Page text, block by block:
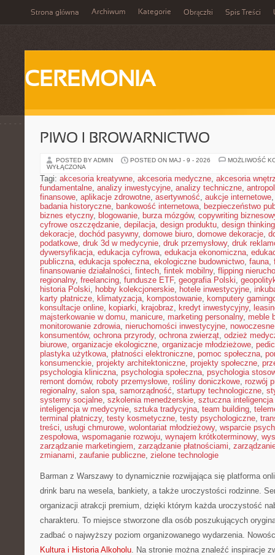
Strona główna Archiwum Kategorie Obrączki Spis Treści
CEREMONIA
PIWO I BROWARNICTWO
POSTED BY ADMIN POSTED ON MAJ - 9 - 2026
MOŻLIWOŚĆ
WYŁĄCZONA
Tagi: akcesoria kreatywne, akcesoria medyczne, akcesoria
fundamentalne, analizy inwestycyjne, analizy techniczne,
finansowe, aplikacje zdrowotne, asertywność, aukcje internetowe
badania historyczne, bankowość internetowa, bezpieczeństwo
biznes etyczny, blogowanie, burza mózgów, copywriting
cyfrowe oszczędzanie, depilacja, design produktu, design thinking
dekoracje, dochód pasywny, domowe biuro, domowe dekoracje,
podatkowe, druk 3d w medycynie, druk przemysłowy, druk
dywersyfikacja, edukacja cyfrowa, edukacja ekonomiczna,
publiczna, edukacja społeczna, ekologiczne budownictwo, fauna,
finansowanie działalności, fintech, fintek mobilny, flipping
regionalny, freelancing, fundusze ETF, geografia Polski,
historia Polski, hobby kolekcjonerskie, hotele inwestycyjne,
karty płatnicze, klimatyzacja, kompostowanie, komputery
konsultacje online, kopiarki, krajobraz, kredyt inwestycyjny,
majsterkowanie w domu, manicure, marketing personalny, meble
monitorowanie zdrowia, nieruchomości inwestycyjne,
konsumentów, ochrona przyrody, ochrona zwierząt, odzież
biurowe, organizacje ekologiczne, organizacje młodzieżowe,
plastyka użytkowa, płatności elektroniczne, pomoc społeczna,
konsumenckie, projekty architektoniczne, projekty społeczne,
psychologia kliniczna, psychologia społeczna, psychologia
remont domów, roboty przemysłowe, rośliny doniczkowe, rozwój
regionalny, salon spa, samorządność, startupy technologiczne,
systemy socjalne, szkolenia menedżerskie, sztuczna
inteligencja w medycynie, sztuka tradycyjna, team building,
terminal płatniczy, testy kosmetyczne, testy psychologiczne,
treści, usługi chmurowe, wolontariat młodzieżowy, wsparcie
zespołowa, wspomaganie rozwoju, wynajem krótkoterminowy,
zarządzanie marketingiem, zarządzanie płatnościami,
zmianami, zaufanie publiczne, zielone technologie
Barman z Warszawy to dynamicznie rozwijająca się platforma
drink baru na wesela, bankiety, a także uroczystości rodzinne.
organizacji atrakcji premium, dzięki którym każda uroczystość
charakteru. To miejsce stworzone dla osób poszukujących
zadbać o najwyższy poziom organizowanego wydarzenia.
Kultura i Historia Alkoholu. Na stronie można znaleźć inspiracje